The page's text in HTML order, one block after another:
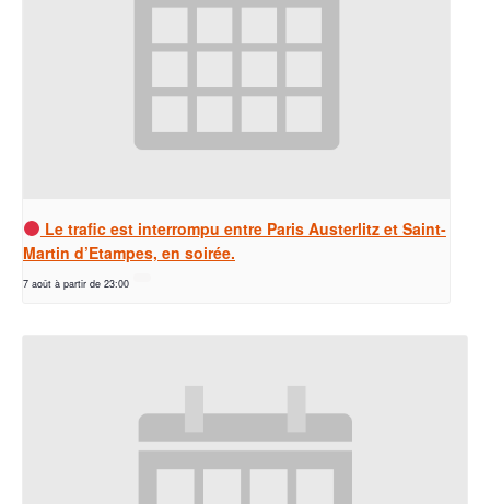
Le trafic est interrompu entre Paris Austerlitz et Saint-
Martin d’Etampes, en soirée.
7 août à partir de 23:00